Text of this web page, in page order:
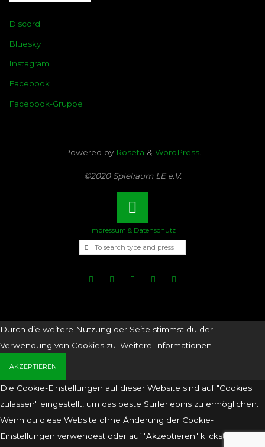
Discord
Bluesky
Instagram
Facebook
Facebook-Gruppe
Powered byRoseta & WordPress.
©2020 Spielraum LE e.V.
Impressum & Datenschutz
SEARCH
Back
to
Top
Durch die weitere Nutzung der Seite stimmst du der
Verwendung von Cookies zu. Weitere Informationen
AKZEPTIEREN
Die Cookie-Einstellungen auf dieser Website sind auf "Cookies
zulassen" eingestellt, um das beste Surferlebnis zu ermöglichen.
Wenn du diese Website ohne Änderung der Cookie-
Einstellungen verwendest oder auf "Akzeptieren" klickst, erklärst